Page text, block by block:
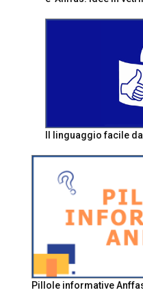
Il linguaggio facile
Pillole informative